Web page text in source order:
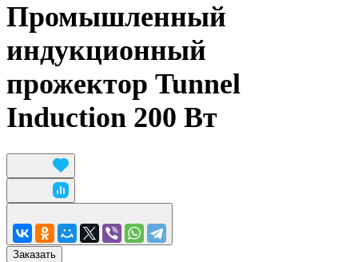
Промышленный
индукционный
прожектор Tunnel
Induction 200 Вт
Заказать